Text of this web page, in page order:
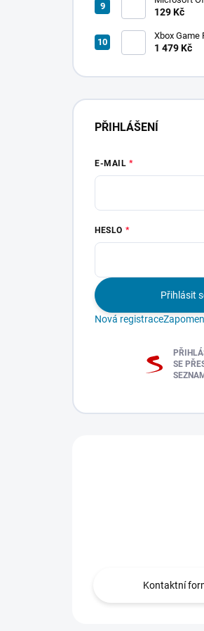
Professional
129 Kč
Xbox Game
měsíců
1 479 Kč
PŘIHLÁŠENÍ
E-MAIL
HESLO
Přihlásit
Nová registrace
SE
SEZNAM
Kontaktní